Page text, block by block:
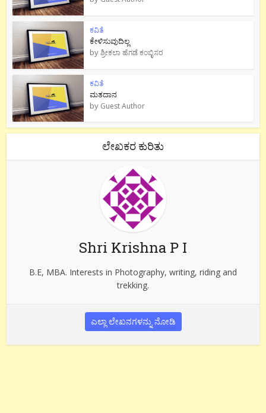
ಕವಿತೆ
ಕೇಳಿಸುವುದಿಲ್ಲ
byಶ್ರೀಕಲಾ ಹೆಗಡೆ ಕಂಬ್ಳಿಸರ
ಕವಿತೆ
ಮತದಾನ
by Guest Author
ಲೇಖಕರ ಕುರಿತು
Shri Krishna P I
B.E, MBA. Interests in Photography, writing, riding and
trekking.
ಎಲ್ಲಾ ಲೇಖನಗಳನ್ನು ನೋಡಿ